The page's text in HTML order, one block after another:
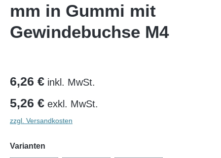
mm in Gummi mit
Gewindebuchse M4
6,26 € inkl. MwSt.
5,26 € exkl. MwSt.
zzgl. Versandkosten
Varianten